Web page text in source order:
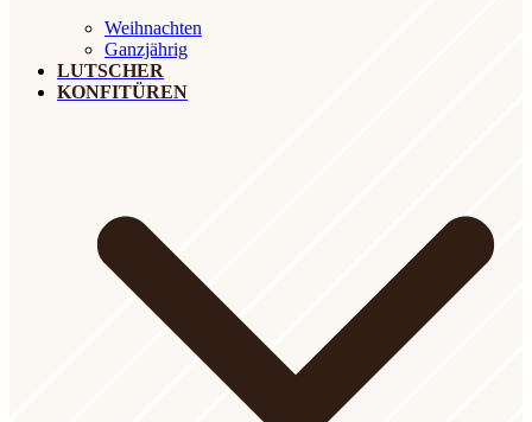
Weihnachten
Ganzjährig
LUTSCHER
KONFITÜREN